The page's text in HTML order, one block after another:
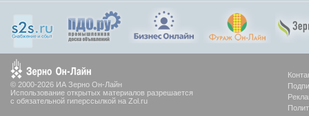
© 2000-2026 ИА Зерно Он-Лайн
Использование открытых материалов разрешается
с обязательной гиперссылкой на Zol.ru